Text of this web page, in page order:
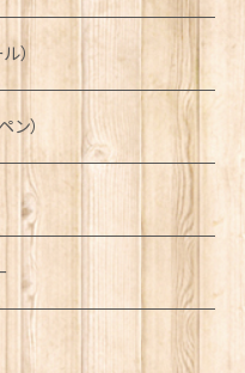
ー【Aran Traditions】
ア
）
ン）